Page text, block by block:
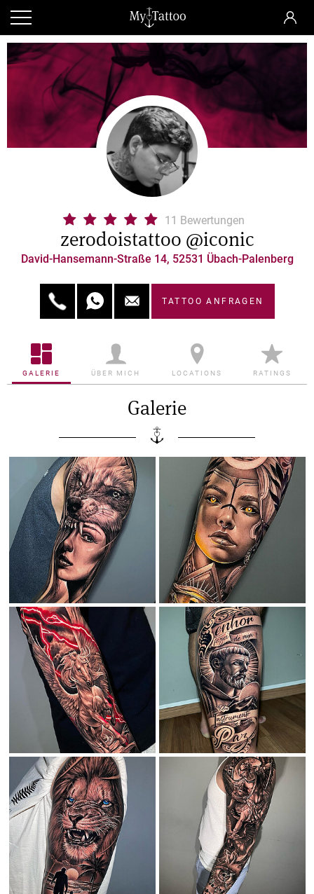
11 Bewertungen
zerodoistattoo @iconic
David-Hansemann-Straße 14, 52531 Übach-Palenberg
TATTOO ANFRAGEN
GALERIE ÜBER MICH LOCATIONS RATINGS
Galerie